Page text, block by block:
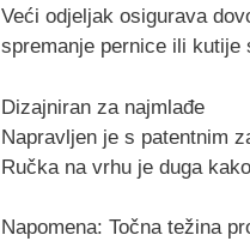
Veći odjeljak osigurava
spremanje pernice ili kutije
Dizajniran za najmlađe
Napravljen je s patentnim
Ručka na vrhu je duga
Napomena: Točna težina